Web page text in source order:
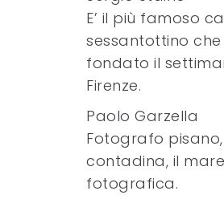
E’ il più famoso
sessantottino
fondato il
Firenze.
Paolo Garzella
Fotografo
contadina, il
fotografica.